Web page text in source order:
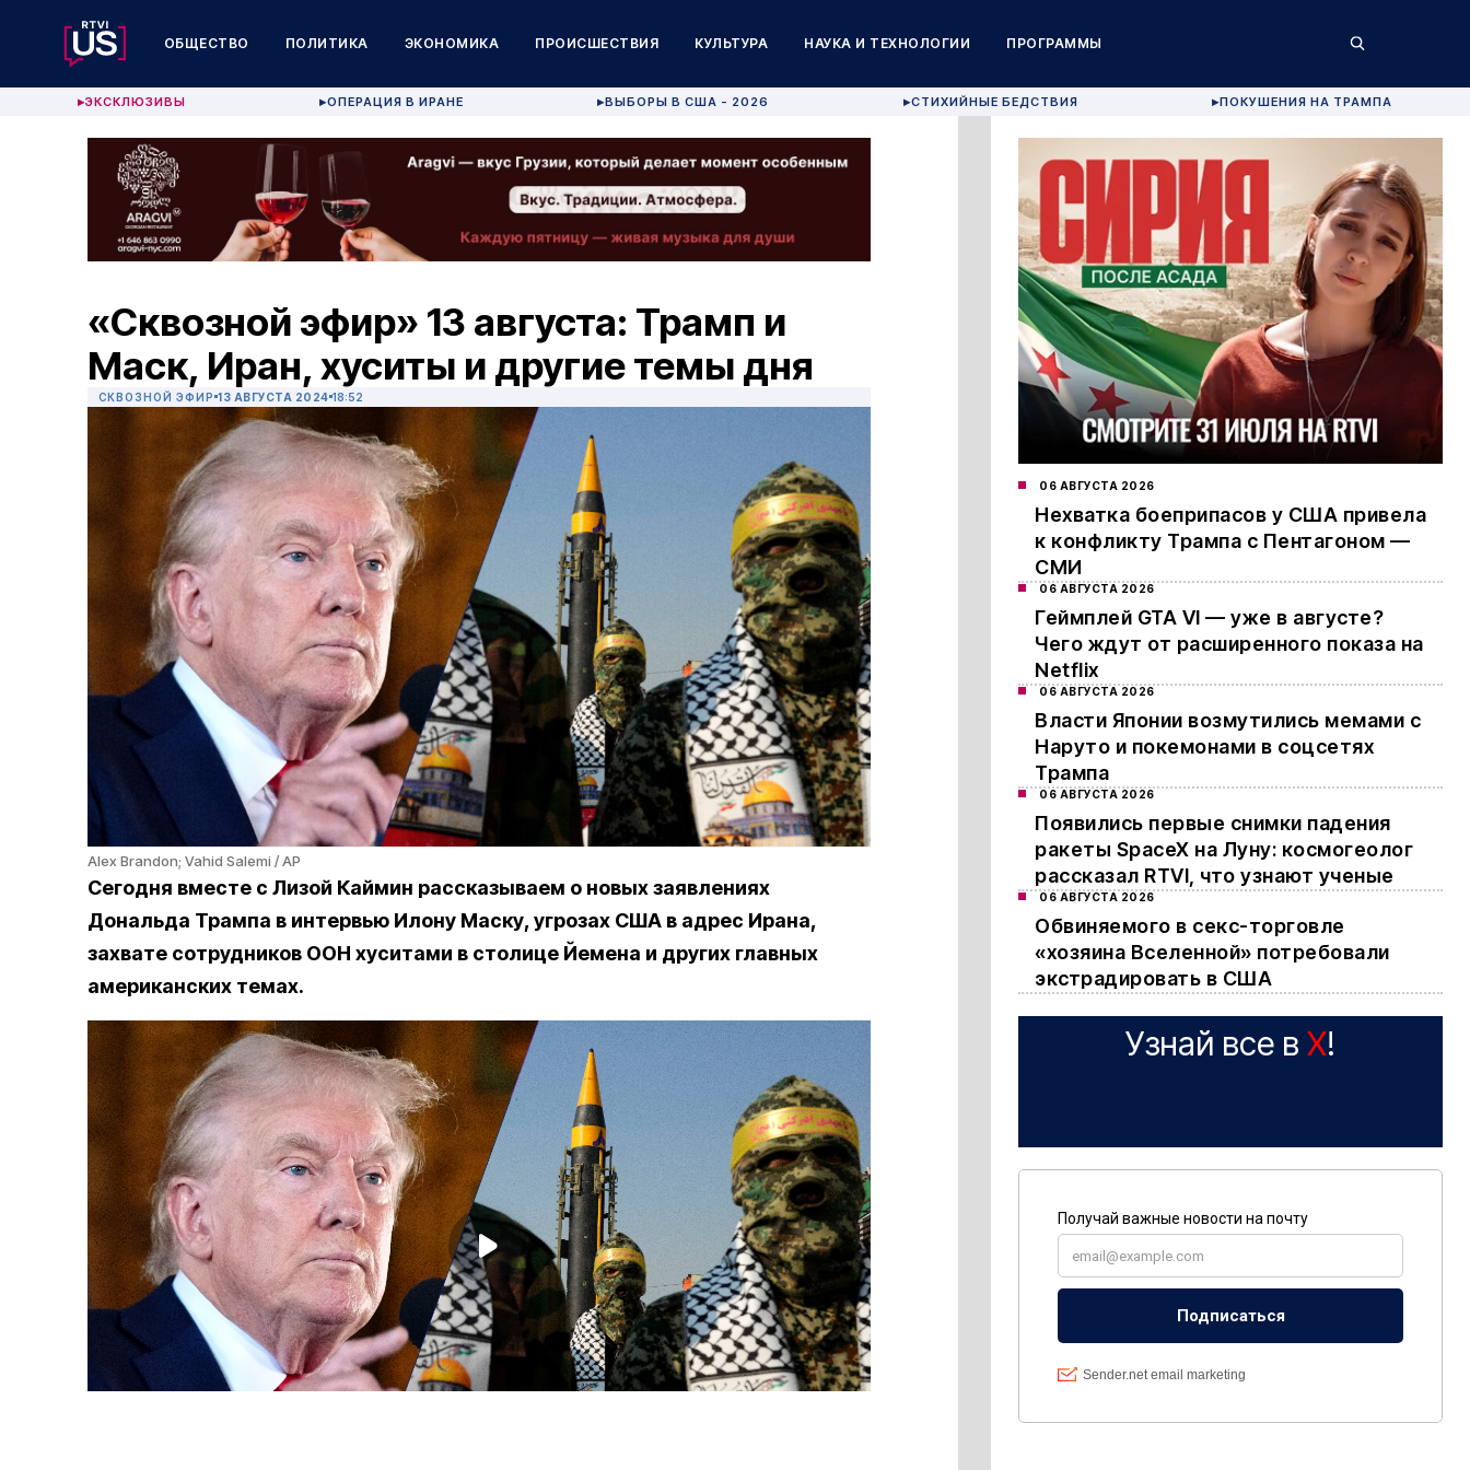
ОБЩЕСТВО ПОЛИТИКА ЭКОНОМИКА ПРОИСШЕСТВИЯ КУЛЬТУРА НАУКА И ТЕХНОЛОГИИ ПРОГРАММЫ
▶ЭКСКЛЮЗИВЫ ▶ОПЕРАЦИЯ В ИРАНЕ ▶ВЫБОРЫ В США - 2026 ▶СТИХИЙНЫЕ БЕДСТВИЯ ▶ПОКУШЕНИЯ НА ТРАМПА
«Сквозной эфир» 13 августа: Трамп и
Маск, Иран, хуситы и другие темы дня
СКВОЗНОЙ ЭФИР 13 АВГУСТА 2024 18:52
Alex Brandon; Vahid Salemi / AP
Сегодня вместе с Лизой Каймин рассказываем о новых заявлениях
Дональда Трампа в интервью Илону Маску, угрозах США в адрес Ирана,
захвате сотрудников ООН хуситами в столице Йемена и других главных
американских темах.
06 АВГУСТА 2026
Нехватка боеприпасов у США привела
к конфликту Трампа с Пентагоном —
СМИ
06 АВГУСТА 2026
Геймплей GTA VI — уже в августе?
Чего ждут от расширенного показа на
Netflix
06 АВГУСТА 2026
Власти Японии возмутились мемами с
Наруто и покемонами в соцсетях
Трампа
06 АВГУСТА 2026
Появились первые снимки падения
ракеты SpaceX на Луну: космогеолог
рассказал RTVI, что узнают ученые
06 АВГУСТА 2026
Обвиняемого в секс-торговле
«хозяина Вселенной» потребовали
экстрадировать в США
Узнай все в X!